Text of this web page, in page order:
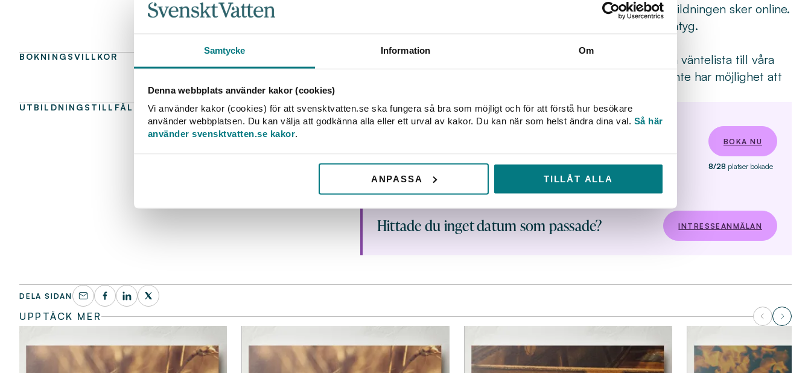
Samtycke Information Om
Denna webbplats använder kakor (cookies)
Vi använder kakor (cookies) för att svensktvatten.se ska fungera så bra som möjligt och för att förstå hur besökare
använder webbplatsen. Du kan välja att godkänna alla eller ett urval av kakor. Du kan när som helst ändra dina val. Så här
använder svensktvatten.se kakor.
ANPASSA TILLÅT ALLA
förberedelser och övningar, samt även möteslänkar när utbildningen sker online.
Efter kursen är det här du laddar ned och sparar ditt kursintyg.
BOKNINGSVILLKOR
. Vi har ofta väntelista till våra
kurser, så vi uppskattar när du hör av dig i god tid om du inte har möjlighet att
UTBILDNINGSTILLFÄLLEN
Revaq introduktion
MEDLEM: 12 800 kr ÖVRIGA:25 600 kr
BOKA NU
8/28platser bokade
Hittade du inget datum som passade? INTRESSEANMÄLAN
DELA SIDAN
UPPTÄCK MER